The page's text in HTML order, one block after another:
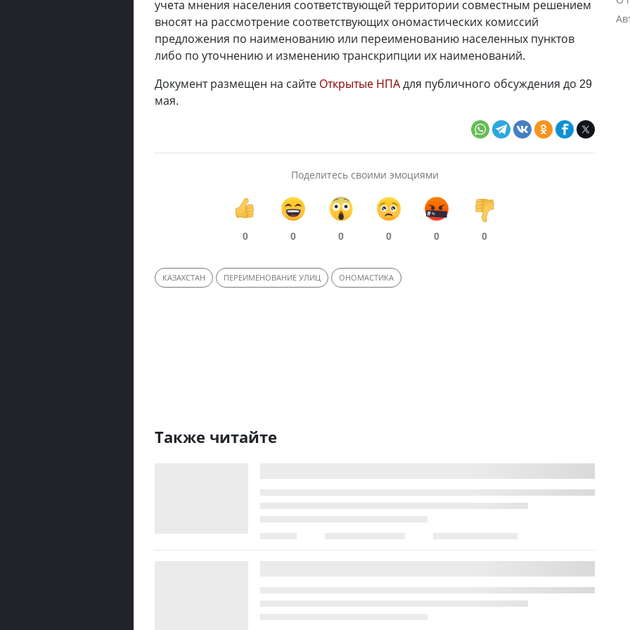
учета мнения населения соответствующей территории совместным решением
вносят на рассмотрение соответствующих ономастических комиссий
предложения по наименованию или переименованию населенных пунктов
либо по уточнению и изменению транскрипции их наименований.
Документ размещен на сайте Открытые НПАдля публичного обсуждения до 29
мая.
Поделитесь своими эмоциями
0 0 0 0 0 0
КАЗАХСТАН ПЕРЕИМЕНОВАНИЕ УЛИЦ ОНОМАСТИКА
Также читайте